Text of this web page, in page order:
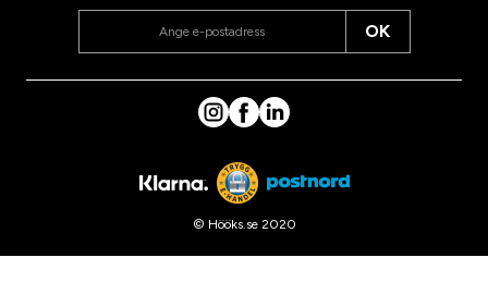
OK
© Hööks.se 2020